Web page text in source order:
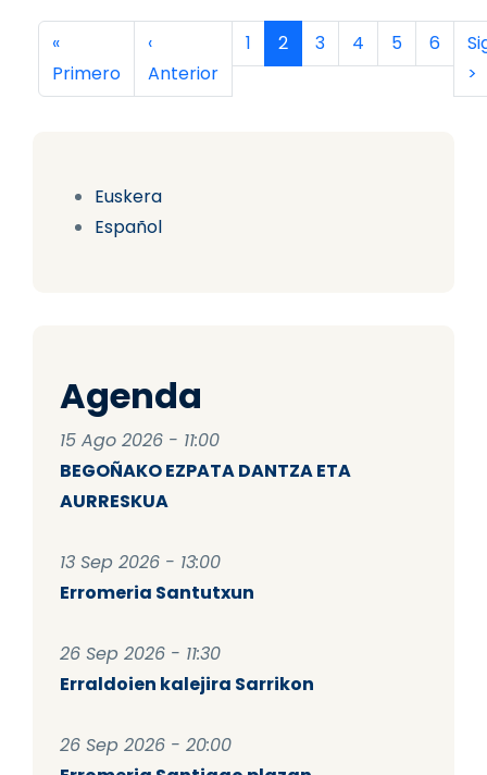
Euskera
Español
Agenda
15 Ago 2026 - 11:00
BEGOÑAKO EZPATA DANTZA ETA
AURRESKUA
13 Sep 2026 - 13:00
Erromeria Santutxun
26 Sep 2026 - 11:30
Erraldoien kalejira Sarrikon
26 Sep 2026 - 20:00
Paginación
Primera página
«
Primero
Página anterior
‹
Anterior
Página
1 Página actual
2 Página
3 Página
4 Página
5 Página
6
>